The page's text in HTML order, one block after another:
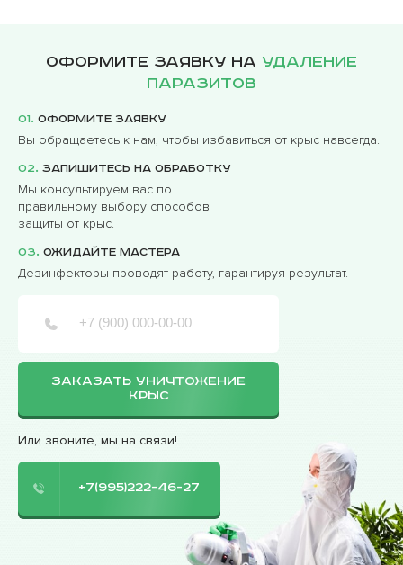
Оформите заявку на удаление
паразитов
01. Оформите заявку
Вы обращаетесь к нам, чтобы избавиться от крыс навсегда.
02. Запишитесь на обработку
Мы консультируем вас по
правильному выбору способов
защиты от крыс.
03. Ожидайте мастера
Дезинфекторы проводят работу, гарантируя результат.
ЗАКАЗАТЬ УНИЧТОЖЕНИЕ
КРЫС
Или звоните, мы на связи!
+7(995)222-46-27